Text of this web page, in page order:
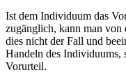
Ist dem Individuum das
zugänglich, kann man von
dies nicht der Fall und
Handeln des Individuums,
Vorurteil.